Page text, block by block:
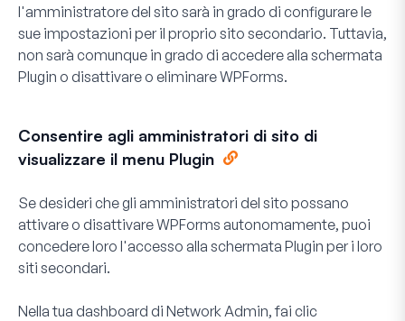
l'amministratore del sito sarà in grado di configurare le
sue impostazioni per il proprio sito secondario. Tuttavia,
non sarà comunque in grado di accedere alla schermata
Plugin o disattivare o eliminare WPForms.
Consentire agli amministratori di sito di
visualizzare il menu Plugin
Se desideri che gli amministratori del sito possano
attivare o disattivare WPForms autonomamente, puoi
concedere loro l'accesso alla schermata Plugin per i loro
siti secondari.
Nella tua dashboard di Network Admin, fai clic